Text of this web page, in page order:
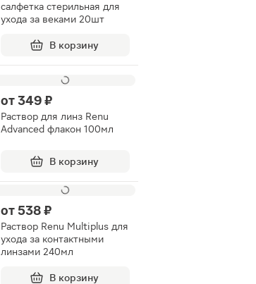
салфетка стерильная для
ухода за веками 20шт
В корзину
от349 ₽
Раствор для линз Renu
Advanced флакон 100мл
В корзину
от538 ₽
Раствор Renu Multiplus для
ухода за контактными
линзами 240мл
В корзину